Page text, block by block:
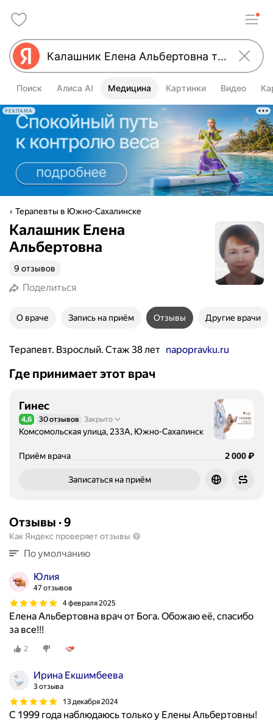
Поиск Алиса AI Медицина Картинки Видео
РЕКЛАМА
Терапевты в Южно-Сахалинске
Калашник Елена
Альбертовна
9 отзывов
Поделиться
О враче Запись на приём Отзывы Другие врачи
Терапевт. Взрослый. Стаж 38 лет napopravku.ru
Где принимает этот врач
Гинес
Рейтинг 4,6 из 5
4,6 30 отзывов Закрыто
Комсомольская улица, 233А, Южно-Сахалинск
Приём врача Цена
2000
2 000₽
Записаться на приём
Отзывы ·9
Как Яндекс проверяет отзывы
По умолчанию
Юлия
47 отзывов
4 февраля 2025
Елена Альбертовна врач от Бога. Обожаю её, спасибо
за все!!!
2
Ирина Екшимбеева
3 отзыва
13 декабря 2024
С 1999 года наблюдаюсь только у Елены Альбертовны!